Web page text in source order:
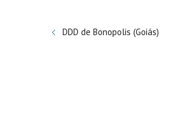
DDD de Bonopolis (Goiás)